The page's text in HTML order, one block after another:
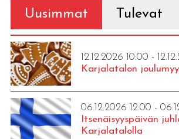
Uusimmat Tulevat
12.12.2026 10:00 -
Karjalatalon
06.12.2026 12:00 -
Itsenäisyyspäivän
Karjalatalolla